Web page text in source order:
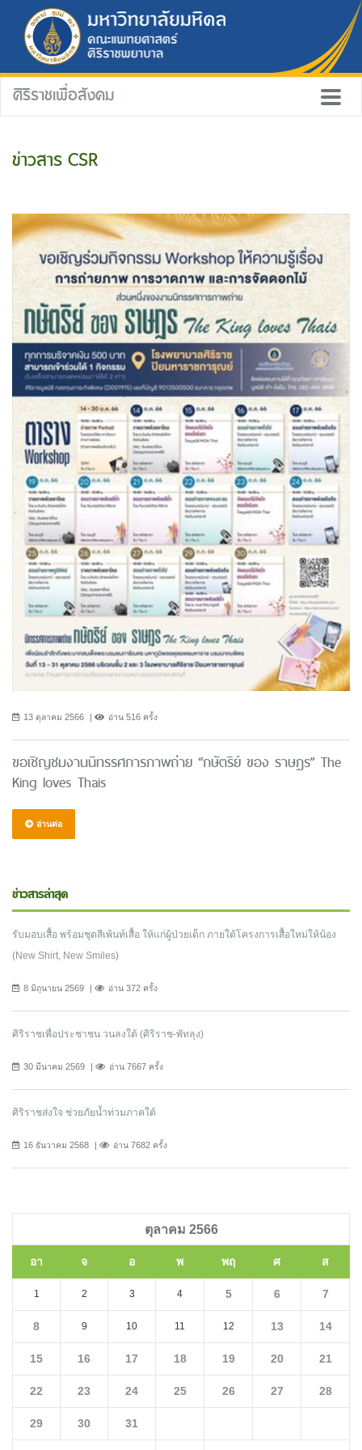
ศิริราชเพื่อสังคม
ข่าวสาร CSR
13 ตุลาคม 2566 อ่าน 516 ครั้ง
ขอเชิญชมงานนิทรรศการภาพถ่าย “กษัตริย์ ของ ราษฎร” The
King loves Thais
อ่านต่อ
ข่าวสารล่าสุด
รับมอบเสื้อ พร้อมชุดสีเพ้นท์เสื้อ ให้แก่ผู้ป่วยเด็ก ภายใต้โครงการเสื้อใหม่ให้น้อง
(New Shirt, New Smiles)
8 มิถุนายน 2569 อ่าน 372 ครั้ง
ศิริราชเพื่อประชาชน วนลงใต้ (ศิริราช-พัทลุง)
30 มีนาคม 2569 อ่าน 7667 ครั้ง
ศิริราชส่งใจ ช่วยภัยน้ำท่วมภาคใต้
16 ธันวาคม 2568 อ่าน 7682 ครั้ง
ตุลาคม 2566
อา จ อ พ พฤ ศ ส
1 2 3 4 5 6 7
8 9 10 11 12 13 14
15 16 17 18 19 20 21
22 23 24 25 26 27 28
29 30 31